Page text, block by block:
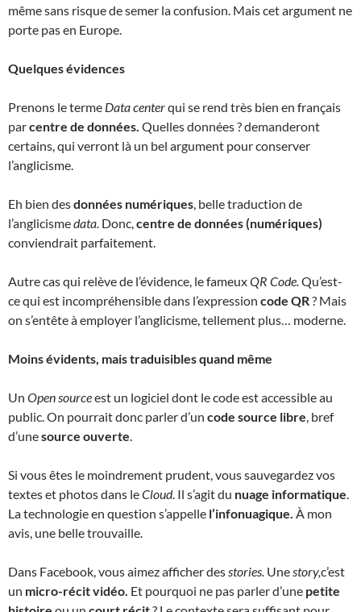
même sans risque de semer la confusion. Mais cet argument ne
porte pas en Europe.
Quelques évidences
Prenons le terme Data centerqui se rend très bien en français
parcentre de données. Quelles données ? demanderont
certains, qui verront là un bel argument pour conserver
l’anglicisme.
Eh bien desdonnées numériques, belle traduction de
l’anglicismedata. Donc,centre de données (numériques)
conviendrait parfaitement.
Autre cas qui relève de l’évidence, le fameuxQR Code.Qu’est-
ce qui est incompréhensible dans l’expression code QR? Mais
on s’entête à employer l’anglicisme, tellement plus… moderne.
Moins évidents, mais traduisibles quand même
Un Open sourceest un logiciel dont le code est accessible au
public. On pourrait donc parler d’un code source libre, bref
d’unesource ouverte.
Si vous êtes le moindrement prudent, vous sauvegardez vos
textes et photos dans leCloud. Il s’agit du nuage informatique.
La technologie en question s’appelle l’infonuagique. À mon
avis, une belle trouvaille.
Dans Facebook, vous aimez afficher desstories. Unestory,c’est
un micro-récit vidéo. Et pourquoi ne pas parler d’une petite